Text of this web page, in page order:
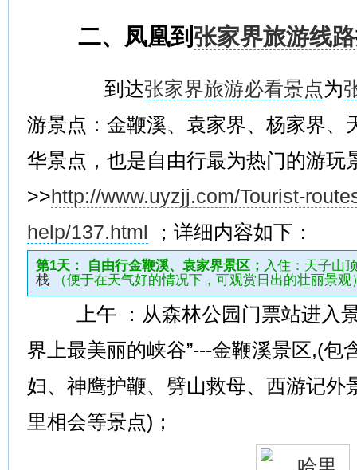
二、凤凰到张家界旅游线路
到达张家界旅游必看景点为
游景点：金鞭溪、袁家界、杨家界、
华景点，也是自由行最为热门的游玩
>>http://www.uyzjj.com/Tourist-
help/137.html ；详细内容如下：
第1天： 自由行金鞭溪、袁家界景区； 入住：天子山
栈 （便于在天气好的情况下，可观赏日出的壮丽景观
上午 ：从森林公园门票站进入
界上最美丽的峡谷”---金鞭溪景区,(包
妇、神鹰护鞭、劈山救母、西游记外
里相会等景点)；